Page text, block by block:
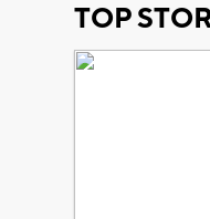
TOP